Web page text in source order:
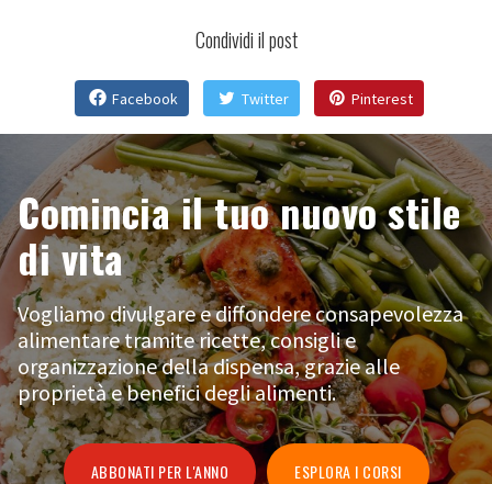
Condividi il post
Facebook Twitter Pinterest
Comincia il tuo nuovo stile
di vita
Vogliamo divulgare e diffondere consapevolezza
alimentare tramite ricette, consigli e
organizzazione della dispensa, grazie alle
proprietà e benefici degli alimenti.
ABBONATI PER L'ANNO ESPLORA I CORSI